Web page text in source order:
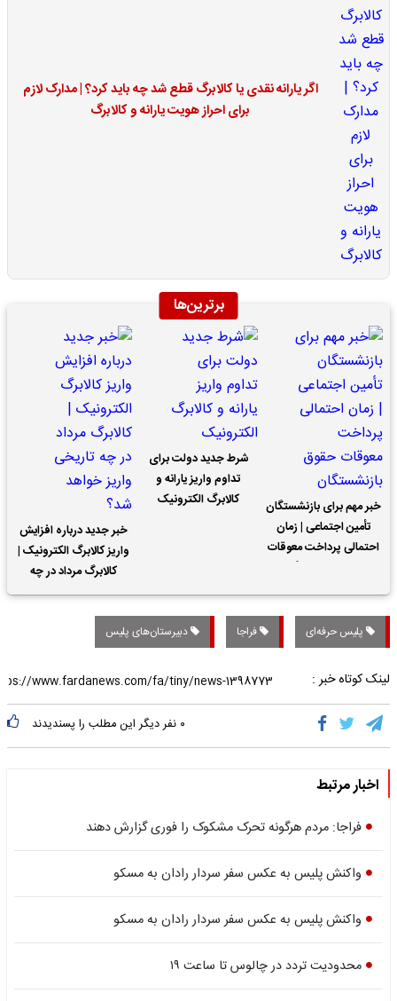
اگر یارانه نقدی یا کالابرگ قطع شد چه باید کرد؟ | مدارک لازم
برای احراز هویت یارانه و کالابرگ
برترین‌ها
خبر مهم برای بازنشستگان
تأمین اجتماعی | زمان
احتمالی پرداخت معوقات
شرط جدید دولت برای
تداوم واریز یارانه و
کالابرگ الکترونیک
خبر جدید درباره افزایش
واریز کالابرگ الکترونیک |
کالابرگ مرداد در چه
تاریخی واریز خواهد شد؟
پلیس حرفه‌ای فراجا دبیرستان‌های پلیس
لینک کوتاه خبر :
۰ نفر دیگر این مطلب را پسندیدند
اخبار مرتبط
فراجا: مردم هرگونه تحرک مشکوک را فوری گزارش دهند
واکنش پلیس به عکس سفر سردار رادان به مسکو
واکنش پلیس به عکس سفر سردار رادان به مسکو
محدودیت تردد در چالوس تا ساعت ۱۹